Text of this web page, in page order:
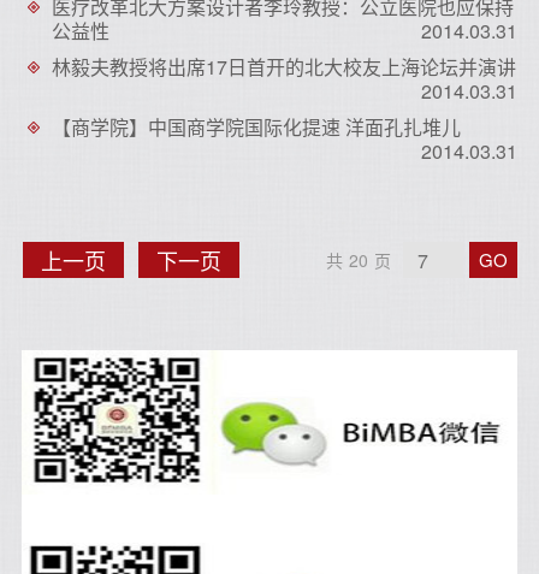
医疗改革北大方案设计者李玲教授：公立医院也应保持
公益性
2014.03.31
林毅夫教授将出席17日首开的北大校友上海论坛并演讲
2014.03.31
【商学院】中国商学院国际化提速 洋面孔扎堆儿
2014.03.31
上一页
一
下一页
一
共 20 页 GO